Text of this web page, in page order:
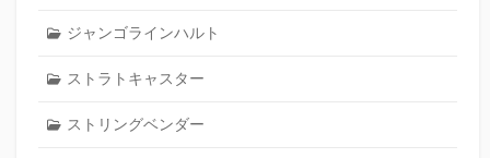
ジャンゴラインハルト
ストラトキャスター
ストリングベンダー